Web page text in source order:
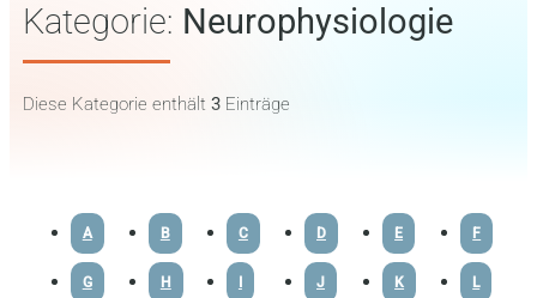
Kategorie: Neurophysiologie
Diese Kategorie enthält 3Einträge
A B C D E F
G H I J K L